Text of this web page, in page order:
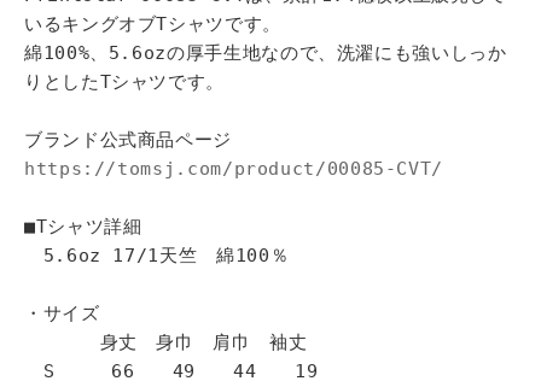
いるキングオブTシャツです。
綿100%、5.6ozの厚手生地なので、洗濯にも強いしっか
りとしたTシャツです。
ブランド公式商品ページ
https://tomsj.com/product/00085-CVT/
■Tシャツ詳細
5.6oz 17/1天竺 綿100％
・サイズ
身丈 身巾 肩巾 袖丈
S 66 49 44 19